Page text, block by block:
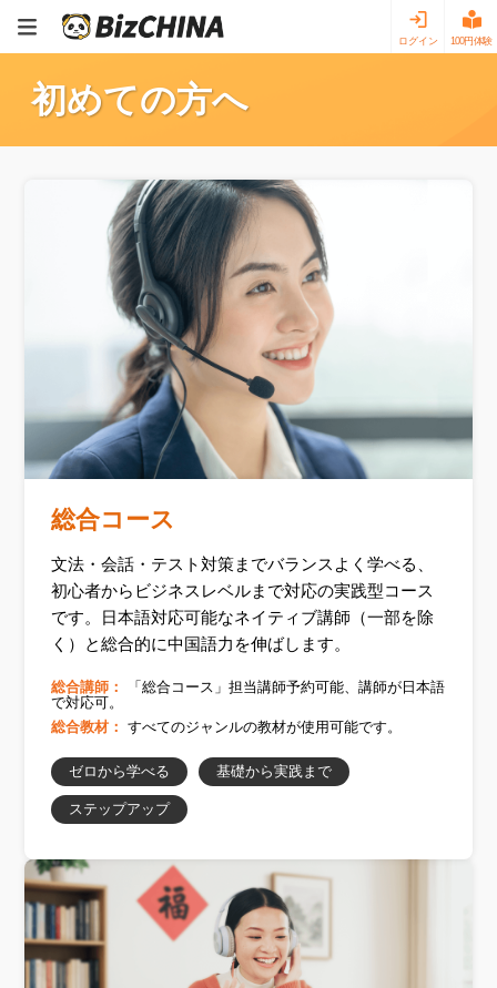
ログイン 100円体験
初めての方へ
総合コース
文法・会話・テスト対策までバランスよく学べる、
初心者からビジネスレベルまで対応の実践型コース
です。日本語対応可能なネイティブ講師（一部を除
く）と総合的に中国語力を伸ばします。
総合講師：
「総合コース」担当講師予約可能、講師が日本語
で対応可。
総合教材： すべてのジャンルの教材が使用可能です。
ゼロから学べる 基礎から実践まで
ステップアップ